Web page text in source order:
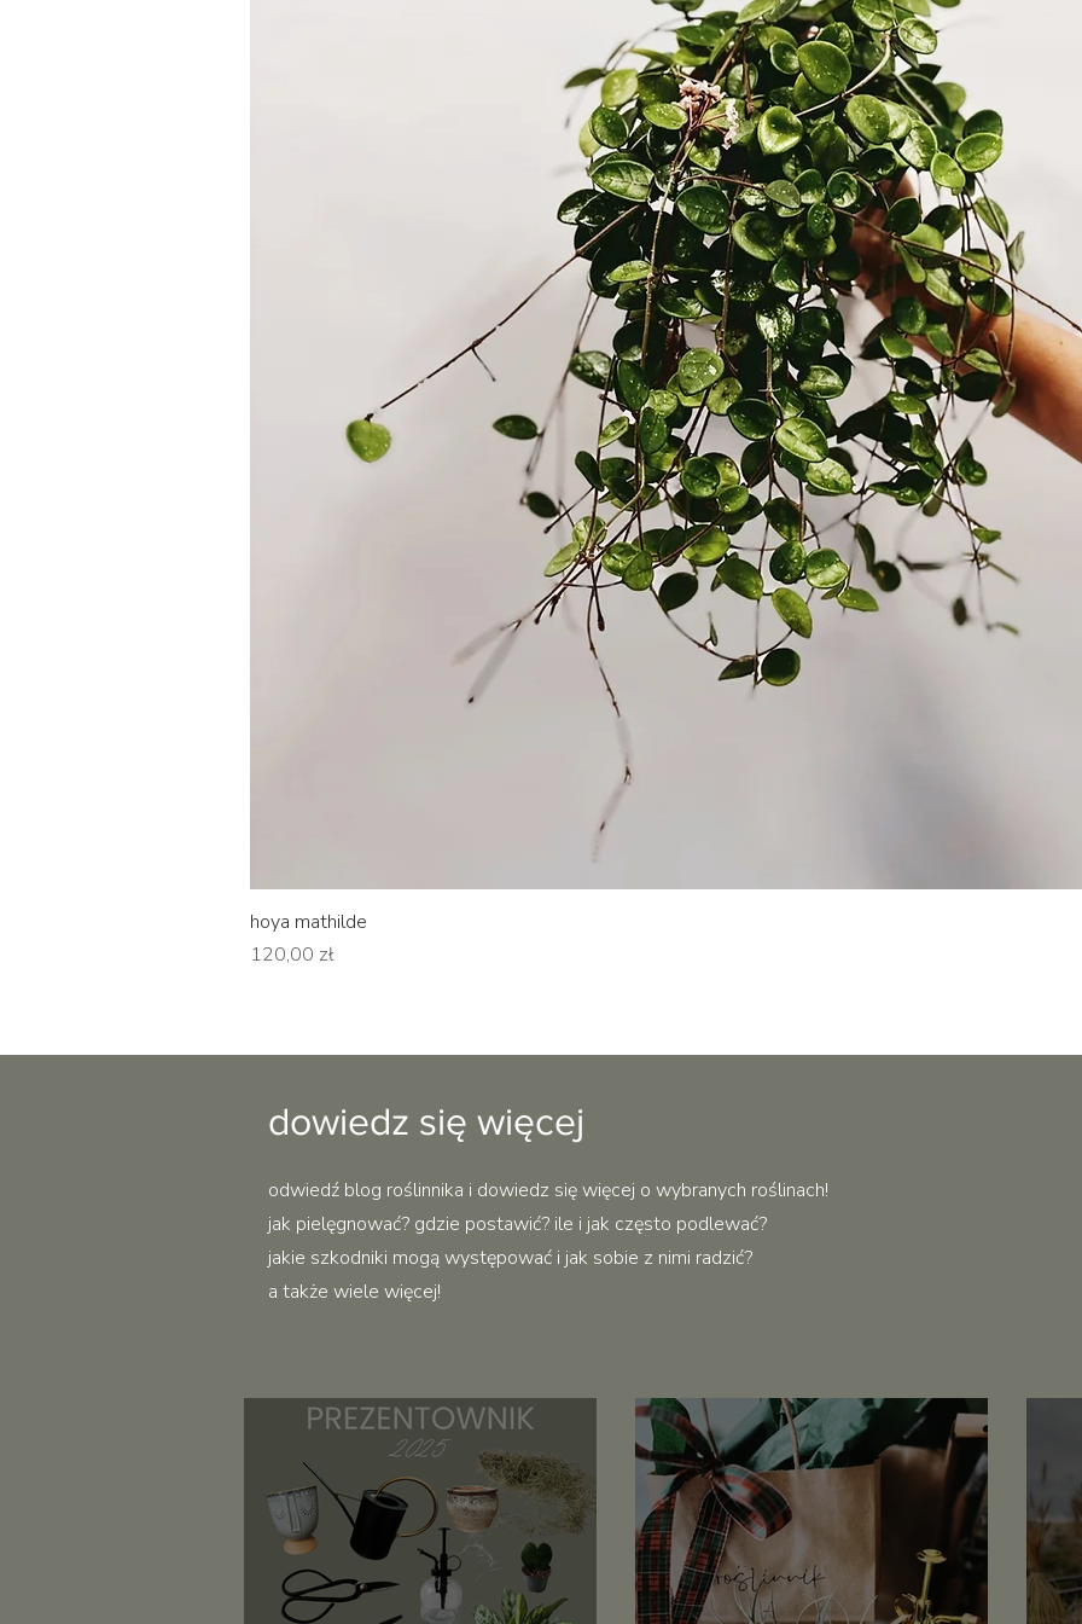
hoya mathilde
Cena
120,00 zł
dowiedz się więcej
odwiedź blog roślinnika i dowiedz się więcej o wybranych roślinach!
jak pielęgnować? gdzie postawić? ile i jak często podlewać?
jakie szkodniki mogą występować i jak sobie z nimi radzić?
a także wiele więcej!